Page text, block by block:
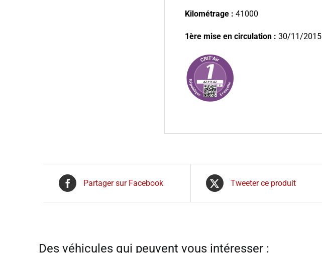
Kilométrage : 41000
1ère mise en circulation : 30/11/2015
Partager sur Facebook Tweeter ce produit